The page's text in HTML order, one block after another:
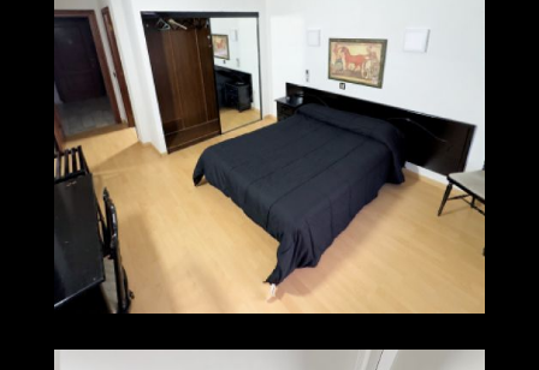
img 0212 Ampliar